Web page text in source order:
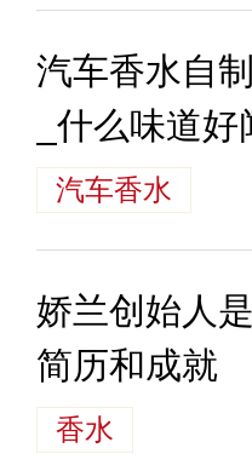
汽车香水自
_什么味道
汽车香水
娇兰创始人
简历和成就
香水